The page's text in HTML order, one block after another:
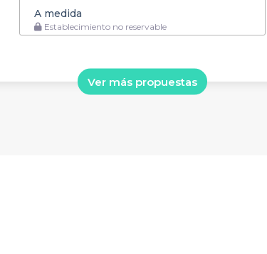
A medida
Establecimiento no reservable
Ver más propuestas